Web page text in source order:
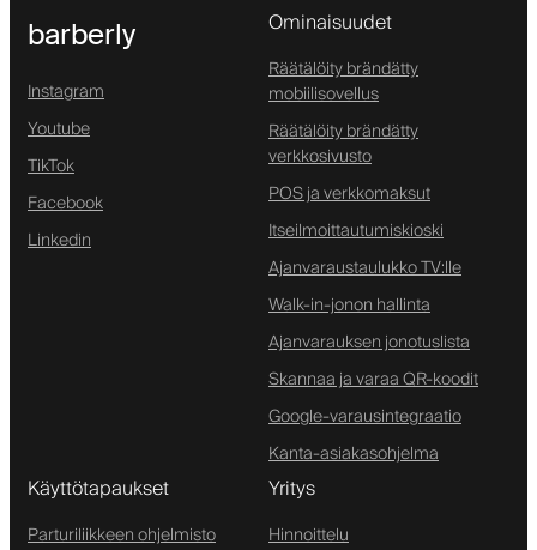
barberly
Instagram
Youtube
TikTok
Facebook
Linkedin
Ominaisuudet
Räätälöity brändätty
mobiilisovellus
Räätälöity brändätty
verkkosivusto
POS ja verkkomaksut
Itseilmoittautumiskioski
Ajanvaraustaulukko TV:lle
Walk-in-jonon hallinta
Ajanvarauksen jonotuslista
Skannaa ja varaa QR-koodit
Google-varausintegraatio
Kanta-asiakasohjelma
Käyttötapaukset
Parturiliikkeen ohjelmisto
Yritys
Hinnoittelu